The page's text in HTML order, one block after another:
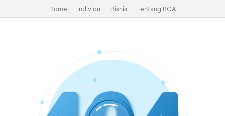
Home Individu Bisnis Tentang BCA